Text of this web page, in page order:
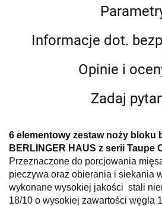
Informacje dot.
Opinie i
Zadaj
6 elementowy zestaw noży bloku
BERLINGER HAUS z serii Taupe
Przeznaczone do porcjowania
pieczywa oraz obierania i siekania
wykonane wysokiej jakości stali
18/10 o wysokiej zawartości węgla